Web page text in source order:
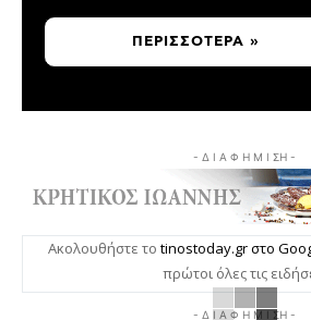
ΠΕΡΙΣΣΌΤΕΡΑ »
- Δ Ι Α Φ Η Μ Ι ΣΗ -
Ακολουθήστε το tinostoday.gr στο
πρώτοι όλες τις
- Δ Ι Α Φ Η Μ Ι ΣΗ -